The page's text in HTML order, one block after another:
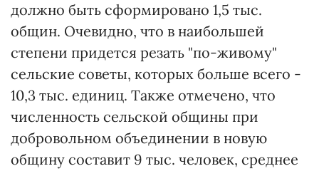
должно быть сформировано 1,5 тыс.
общин. Очевидно, что в наибольшей
степени придется резать "по-живому"
сельские советы, которых больше всего -
10,3 тыс. единиц. Также отмечено, что
численность сельской общины при
добровольном объединении в новую
общину составит 9 тыс. человек, среднее